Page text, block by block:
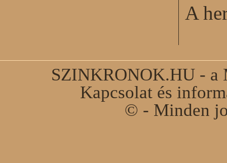
A
SZINKRONOK.HU - a
Kapcsolat és
© - Minden